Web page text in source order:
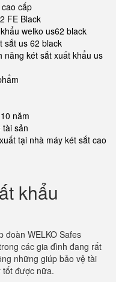
cấp
FE Black
welko us62 black
sắt us 62 black
năng két sắt xuất khẩu us
năm
sản
tại nhà máy két sắt cao
khẩu
đoàn WELKO Safes
các gia đình đang rất
những giúp bảo vệ tài
tốt được nữa.